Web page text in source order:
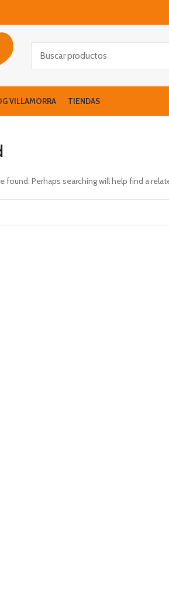
VILLAMORRA TIENDAS
found. Perhaps searching will help find a